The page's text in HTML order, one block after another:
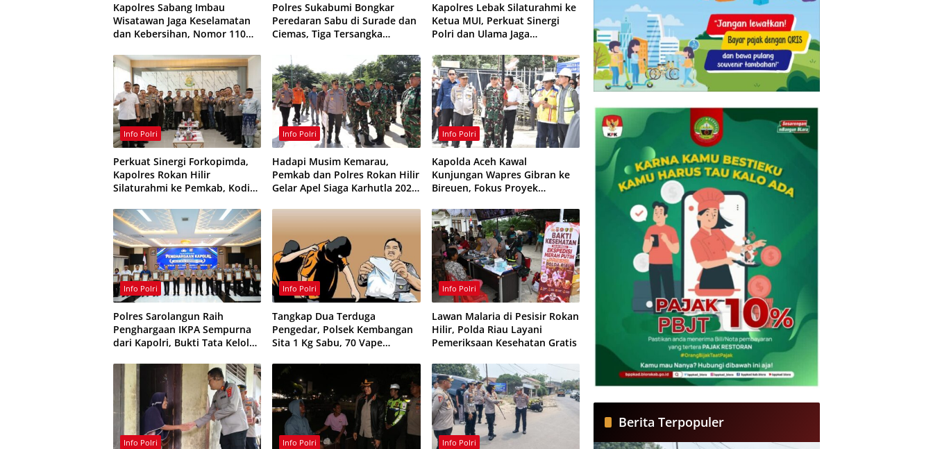
Kapolres Sabang Imbau
Wisatawan Jaga Keselamatan
dan Kebersihan, Nomor 110
Polres Sukabumi Bongkar
Peredaran Sabu di Surade dan
Ciemas, Tiga Tersangka
Kapolres Lebak Silaturahmi ke
Ketua MUI, Perkuat Sinergi
Polri dan Ulama Jaga
Info Polri
Perkuat Sinergi Forkopimda,
Kapolres Rokan Hilir
Silaturahmi ke Pemkab, Kodim
Info Polri
Hadapi Musim Kemarau,
Pemkab dan Polres Rokan Hilir
Gelar Apel Siaga Karhutla 2026,
Kebakaran
Info Polri
Kapolda Aceh Kawal
Kunjungan Wapres Gibran ke
Bireuen, Fokus Proyek
Info Polri
Polres Sarolangun Raih
Penghargaan IKPA Sempurna
dari Kapolri, Bukti Tata Kelola
Info Polri
Tangkap Dua Terduga
Pengedar, Polsek Kembangan
Sita 1 Kg Sabu, 70 Vape
Obat Keras
Info Polri
Lawan Malaria di Pesisir Rokan
Hilir, Polda Riau Layani
Pemeriksaan Kesehatan Gratis
Info Polri Info Polri Info Polri
Berita Terpopuler